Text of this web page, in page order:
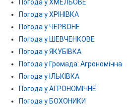
Погода у ХМЕЛЬОВЕ
Погода у ХРІНІВКА
Погода у ЧЕРВОНЕ
Погода у ШЕВЧЕНКОВЕ
Погода у ЯКУБІВКА
Погода у Громада: Агрономічна
Погода у ІЛЬКІВКА
Погода у АГРОНОМІЧНЕ
Погода у БОХОНИКИ